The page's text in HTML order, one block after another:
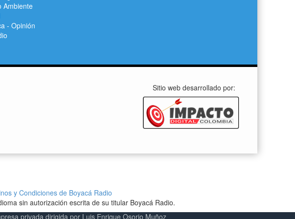
Ambiente
- Opinión
Sitio web desarrollado por:
privada dirigida por Luis Enrique Osorio Muñoz
y Condiciones de Boyacá Radio
sin autorización escrita de su titular Boyacá Radio.